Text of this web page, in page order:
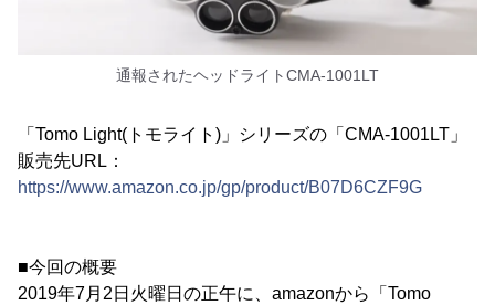
通報されたヘッドライトCMA-1001LT
「Tomo Light(トモライト)」シリーズの「CMA-1001LT」
販売先URL：
https://www.amazon.co.jp/gp/product/B07D6CZF9G
■今回の概要
2019年7月2日火曜日の正午に、amazonから「Tomo